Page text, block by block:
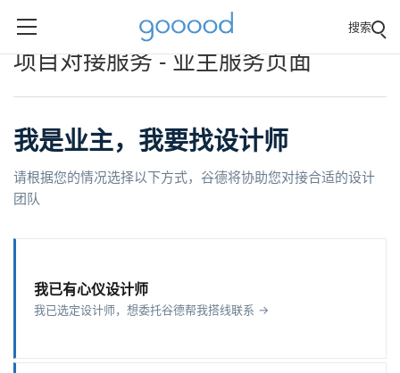
搜索
项目对接服务 - 业主服务页面
我是业主，我要找设计师
请根据您的情况选择以下方式，谷德将协助您对接合适的设计
团队
我已有心仪设计师
我已选定设计师，想委托谷德帮我搭线联系 →